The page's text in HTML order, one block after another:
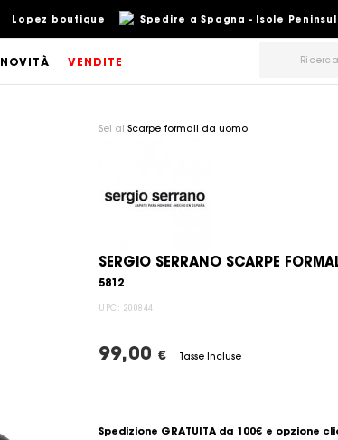
Spedire a Spagna - Isole
Lopez boutique
NOVITÀ VENDITE
Sei al Scarpe formali da uomo
SERGIO SERRANO SCARPE
5812
UPC: 200844
99,00 € Tasse Incluse
Spedizione GRATUITA da 100€ e opzione